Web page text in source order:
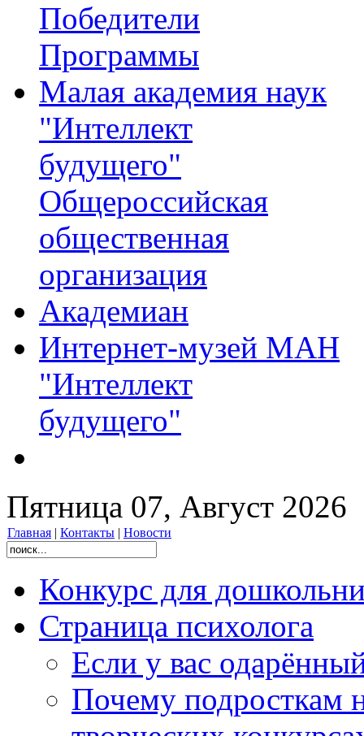
Победители
Программы
Малая академия наук
"Интеллект
будущего"
Общероссийская
общественная
организация
Академиан
Интернет-музей МАН
"Интеллект
будущего"
Пятница 07, Август 2026
Главная | Контакты | Новости
Конкурс для
Страница психолога
Если у вас
Почему подросткам